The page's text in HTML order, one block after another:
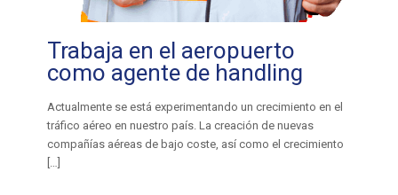
Trabaja en el aeropuerto
como agente de handling
Actualmente se está experimentando un crecimiento en el
tráfico aéreo en nuestro país. La creación de nuevas
compañías aéreas de bajo coste, así como el crecimiento
[…]